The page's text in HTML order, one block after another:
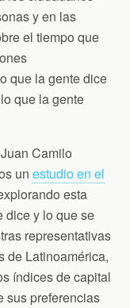
y en las
el tiempo que
que la gente dice
que la gente
Camilo
un estudio en el
esta
dice y lo que se
representativas
de Latinoamérica,
índices de capital
sus preferencias